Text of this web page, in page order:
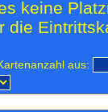
keine
die
aus: